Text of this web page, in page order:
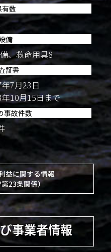
数
備
、救命用具8
証書
7月23日
10月15日まで
事故件数